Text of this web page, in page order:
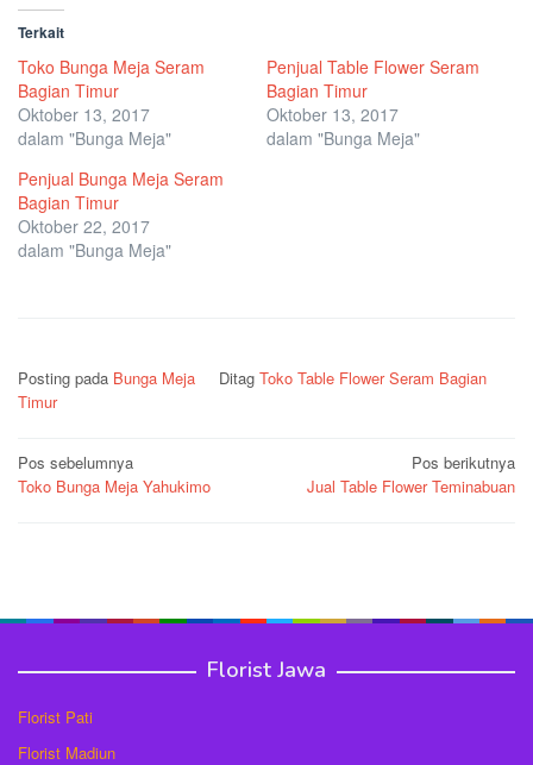
Terkait
Toko Bunga Meja Seram
Bagian Timur
Oktober 13, 2017
dalam "Bunga Meja"
Penjual Table Flower Seram
Bagian Timur
Oktober 13, 2017
dalam "Bunga Meja"
Penjual Bunga Meja Seram
Bagian Timur
Oktober 22, 2017
dalam "Bunga Meja"
Posting pada Bunga Meja Ditag Toko Table Flower Seram Bagian
Timur
Navigasi
pos
Pos sebelumnya
Toko Bunga Meja Yahukimo
Pos berikutnya
Jual Table Flower Teminabuan
Florist Jawa
Florist Pati
Florist Madiun